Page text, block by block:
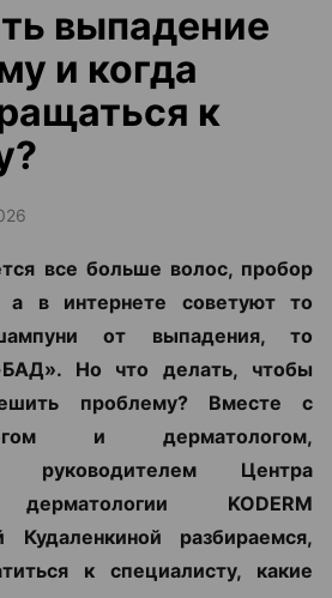
выпадение
и когда
к
все больше волос, пробор
а в интернете советуют то
от выпадения, то
БАД». Но что делать, чтобы
проблему? Вместе с
и дерматологом,
руководителем Центра
дерматологии KODERM
разбираемся,
к специалисту, какие